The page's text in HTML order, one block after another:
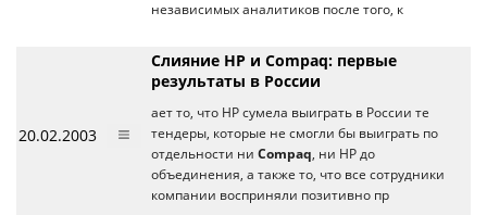
независимых аналитиков после того, к
20.02.2003
Слияние HP и Compaq: первые
результаты в России
ает то, что НР сумела выиграть в России те
тендеры, которые не смогли бы выиграть по
отдельности ни Compaq, ни HP до
объединения, а также то, что все сотрудники
компании восприняли позитивно пр